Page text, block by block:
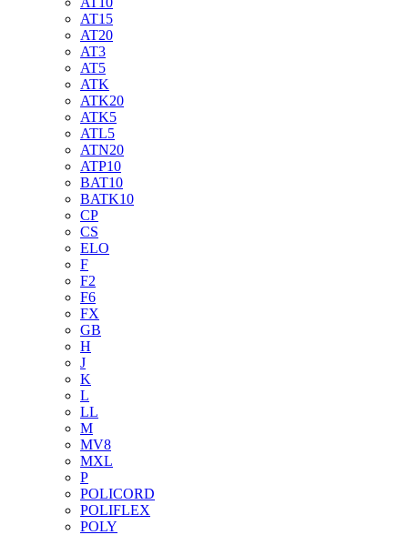
AT15
AT20
AT3
AT5
ATK
ATK20
ATK5
ATL5
ATN20
ATP10
BAT10
BATK10
CP
CS
ELO
F
F2
F6
FX
GB
H
J
K
L
LL
M
MV8
MXL
P
POLICORD
POLIFLEX
POLY